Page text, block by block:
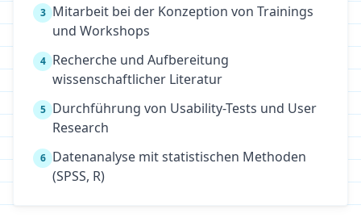
3 Mitarbeit bei der Konzeption von Trainings
und Workshops
4 Recherche und Aufbereitung
wissenschaftlicher Literatur
5 Durchführung von Usability-Tests und User
Research
6 Datenanalyse mit statistischen Methoden
(SPSS, R)